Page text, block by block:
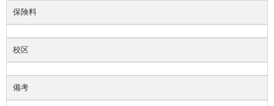
保険料
校区
備考